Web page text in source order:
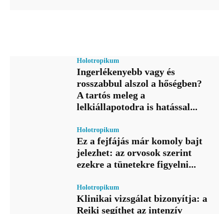
Holotropikum
Ingerlékenyebb vagy és
rosszabbul alszol a hőségben?
A tartós meleg a
lelkiállapotodra is hatással...
Holotropikum
Ez a fejfájás már komoly bajt
jelezhet: az orvosok szerint
ezekre a tünetekre figyelni...
Holotropikum
Klinikai vizsgálat bizonyítja: a
Reiki segíthet az intenzív